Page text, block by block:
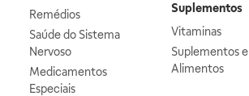
Remédios
Saúde do Sistema
Nervoso
Medicamentos
Especiais
Suplementos
Vitaminas
Suplementos e
Alimentos